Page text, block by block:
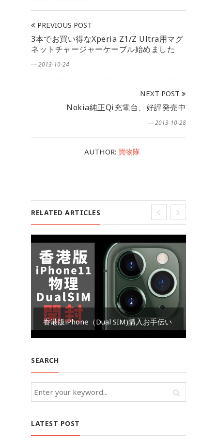
PREVIOUS POST
3本でお買い得なXperia Z1/Z Ultra用マグ
ネットチャージャーケーブル始めました
― 2013-10-24
NEXT POST
Nokia純正Qi充電台、好評発売中
― 2013-10-28
AUTHOR: 買物隊
RELATED ARTICLES
香港版iPhone（Dual SIM)購入お手伝い
SEARCH
LATEST POST